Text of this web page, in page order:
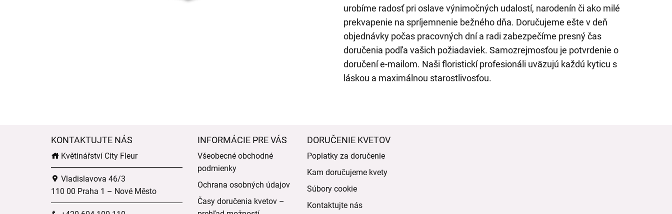
urobíme radosť pri oslave výnimočných udalostí, narodenín či ako milé
prekvapenie na spríjemnenie bežného dňa. Doručujeme ešte v deň
objednávky počas pracovných dní a radi zabezpečíme presný čas
doručenia podľa vašich požiadaviek. Samozrejmosťou je potvrdenie o
doručení e-mailom. Naši floristickí profesionáli uväzujú každú kyticu s
láskou a maximálnou starostlivosťou.
KONTAKTUJTE NÁS
Květinářství City Fleur
Vladislavova 46/3
110 00 Praha 1 – Nové Město
INFORMÁCIE PRE VÁS
Všeobecné obchodné
podmienky
Ochrana osobných údajov
Časy doručenia kvetov –
DORUČENIE KVETOV
Poplatky za doručenie
Kam doručujeme kvety
Súbory cookie
Kontaktujte nás